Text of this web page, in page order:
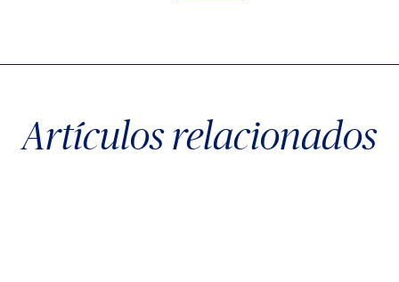
Artículos relacionados